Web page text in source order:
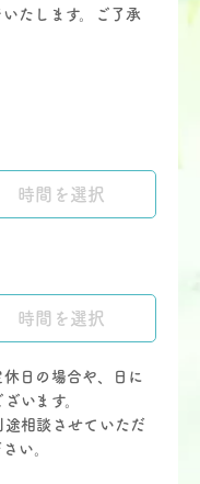
たします。
ご了承
日の場合や、日に
います。
相談させていただ
い。